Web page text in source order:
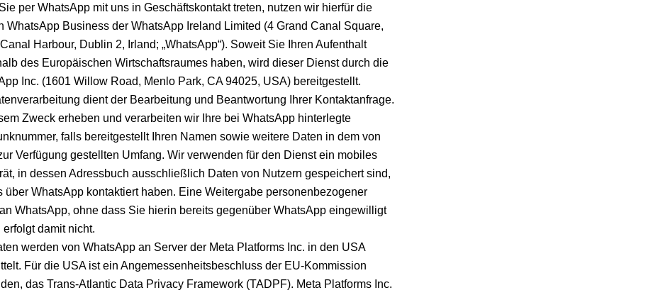
per WhatsApp mit uns in Geschäftskontakt treten, nutzen wir hierfür die
WhatsApp Business der WhatsApp Ireland Limited (4 Grand Canal Square,
Harbour, Dublin 2, Irland; „WhatsApp“). Soweit Sie Ihren Aufenthalt
des Europäischen Wirtschaftsraumes haben, wird dieser Dienst durch die
Inc. (1601 Willow Road, Menlo Park, CA 94025, USA) bereitgestellt.
dient der Bearbeitung und Beantwortung Ihrer Kontaktanfrage.
Zweck erheben und verarbeiten wir Ihre bei WhatsApp hinterlegte
falls bereitgestellt Ihren Namen sowie weitere Daten in dem von
Verfügung gestellten Umfang. Wir verwenden für den Dienst ein mobiles
in dessen Adressbuch ausschließlich Daten von Nutzern gespeichert sind,
über WhatsApp kontaktiert haben. Eine Weitergabe personenbezogener
WhatsApp, ohne dass Sie hierin bereits gegenüber WhatsApp eingewilligt
erfolgt damit nicht.
werden von WhatsApp an Server der Meta Platforms Inc. in den USA
Für die USA ist ein Angemessenheitsbeschluss der EU-Kommission
das Trans-Atlantic Data Privacy Framework (TADPF). Meta Platforms Inc.